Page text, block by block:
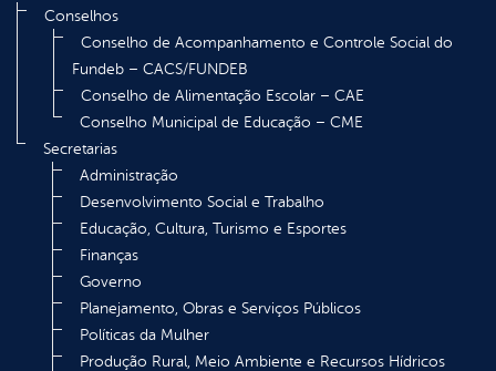
Conselhos
Conselho de Acompanhamento e Controle Social do
Fundeb – CACS/FUNDEB
Conselho de Alimentação Escolar – CAE
Conselho Municipal de Educação – CME
Secretarias
Administração
Desenvolvimento Social e Trabalho
Educação, Cultura, Turismo e Esportes
Finanças
Governo
Planejamento, Obras e Serviços Públicos
Políticas da Mulher
Produção Rural, Meio Ambiente e Recursos Hídricos